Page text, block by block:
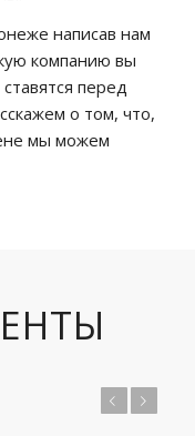
написав нам
компанию вы
перед
о том, что,
мы можем